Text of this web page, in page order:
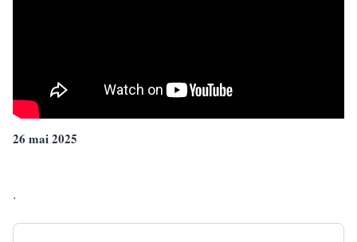
26 mai 2025
.